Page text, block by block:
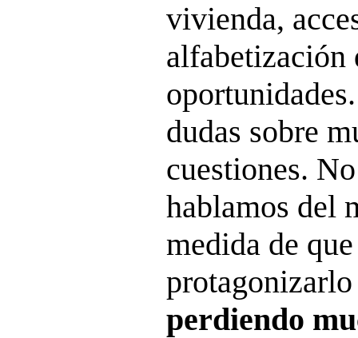
vivienda,
alfabetización
dudas sobre
cuestiones.
hablamos del
medida de
perdiendo